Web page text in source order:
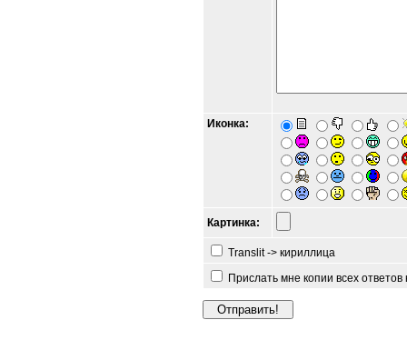
Иконка:
Картинка:
Translit -> кириллица
Прислать мне копии всех